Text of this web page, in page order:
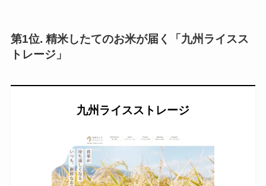
第1位. 精米したてのお米が届く「九州ライスス
トレージ」
九州ライスストレージ